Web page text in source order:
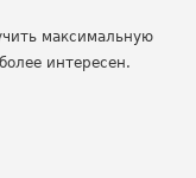
максимальную
интересен.